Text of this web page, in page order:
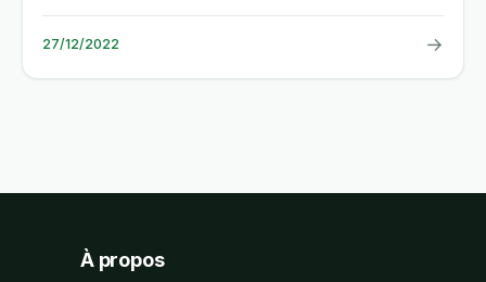
team will be...
27/12/2022 →
À propos